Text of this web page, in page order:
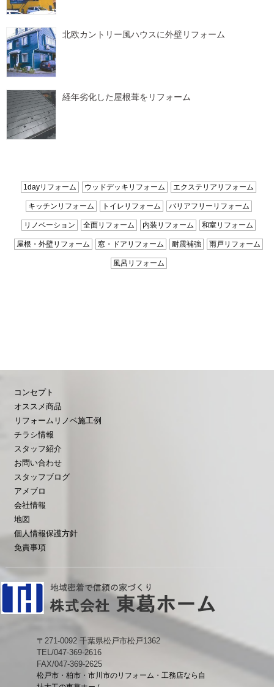
北欧カントリー風ハウスに外壁リフォーム
経年劣化した屋根葺をリフォーム
1dayリフォーム ウッドデッキリフォーム エクステリアリフォーム
キッチンリフォーム トイレリフォーム バリアフリーリフォーム
リノベーション 全面リフォーム 内装リフォーム 和室リフォーム
屋根・外壁リフォーム 窓・ドアリフォーム 耐震補強 雨戸リフォーム
風呂リフォーム
コンセプト
オススメ商品
リフォームリノベ施工例
チラシ情報
スタッフ紹介
お問い合わせ
スタッフブログ
アメブロ
会社情報
地図
個人情報保護方針
免責事項
〒271-0092 千葉県松戸市松戸1362
TEL/047-369-2616
FAX/047-369-2625
松戸市・柏市・市川市のリフォーム・工務店なら自